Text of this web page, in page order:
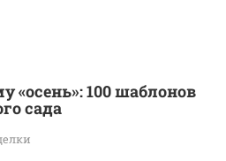
«осень»: 100 шаблонов
сада